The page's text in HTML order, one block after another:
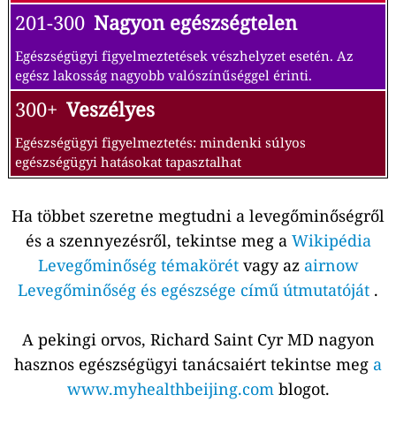
201-300 Nagyon egészségtelen
Egészségügyi figyelmeztetések vészhelyzet esetén. Az
egész lakosság nagyobb valószínűséggel érinti.
300+ Veszélyes
Egészségügyi figyelmeztetés: mindenki súlyos
egészségügyi hatásokat tapasztalhat
Ha többet szeretne megtudni a levegőminőségről
és a szennyezésről, tekintse meg a Wikipédia
Levegőminőség témakörétvagy az airnow
Levegőminőség és egészsége című útmutatóját .
A pekingi orvos, Richard Saint Cyr MD nagyon
hasznos egészségügyi tanácsaiért tekintse meg a
www.myhealthbeijing.comblogot.